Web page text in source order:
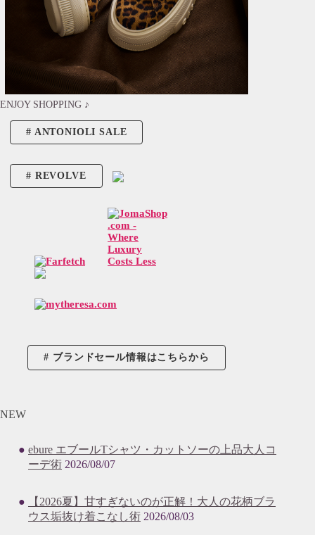
ENJOY SHOPPING ♪
ANTONIOLI SALE
REVOLVE
ブランドセール情報はこちらから
NEW
ebure エブールTシャツ・カットソーの上品大人コ
ーデ術 2026/08/07
【2026夏】甘すぎないのが正解！大人の花柄ブラ
ウス垢抜け着こなし術 2026/08/03